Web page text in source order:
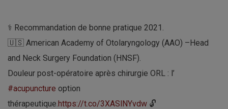
⚕ Recommandation de bonne pratique 2021.
🇺🇸 American Academy of Otolaryngology (AAO) –Head
and Neck Surgery Foundation (HNSF).
Douleur post-opératoire après chirurgie ORL : l’
#acupuncture option
thérapeutique.https://t.co/3XASlNYvdw 🔓